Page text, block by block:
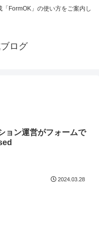
FormOK」の使い方をご案内し
ログ
ョン運営がフォームで
2024.03.28